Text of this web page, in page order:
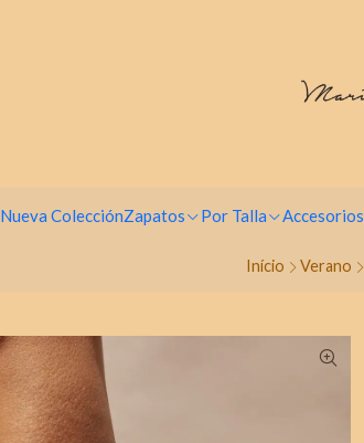
Nueva ColecciónZapatos Por Talla Accesorios
Início Verano